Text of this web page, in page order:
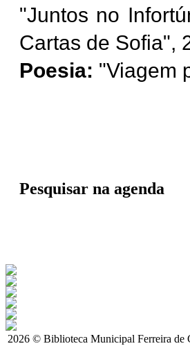
"Juntos no
Cartas de Sofia",
Poesia: "Viagem
Pesquisar na agenda
2026 © Biblioteca Municipal Ferreira de